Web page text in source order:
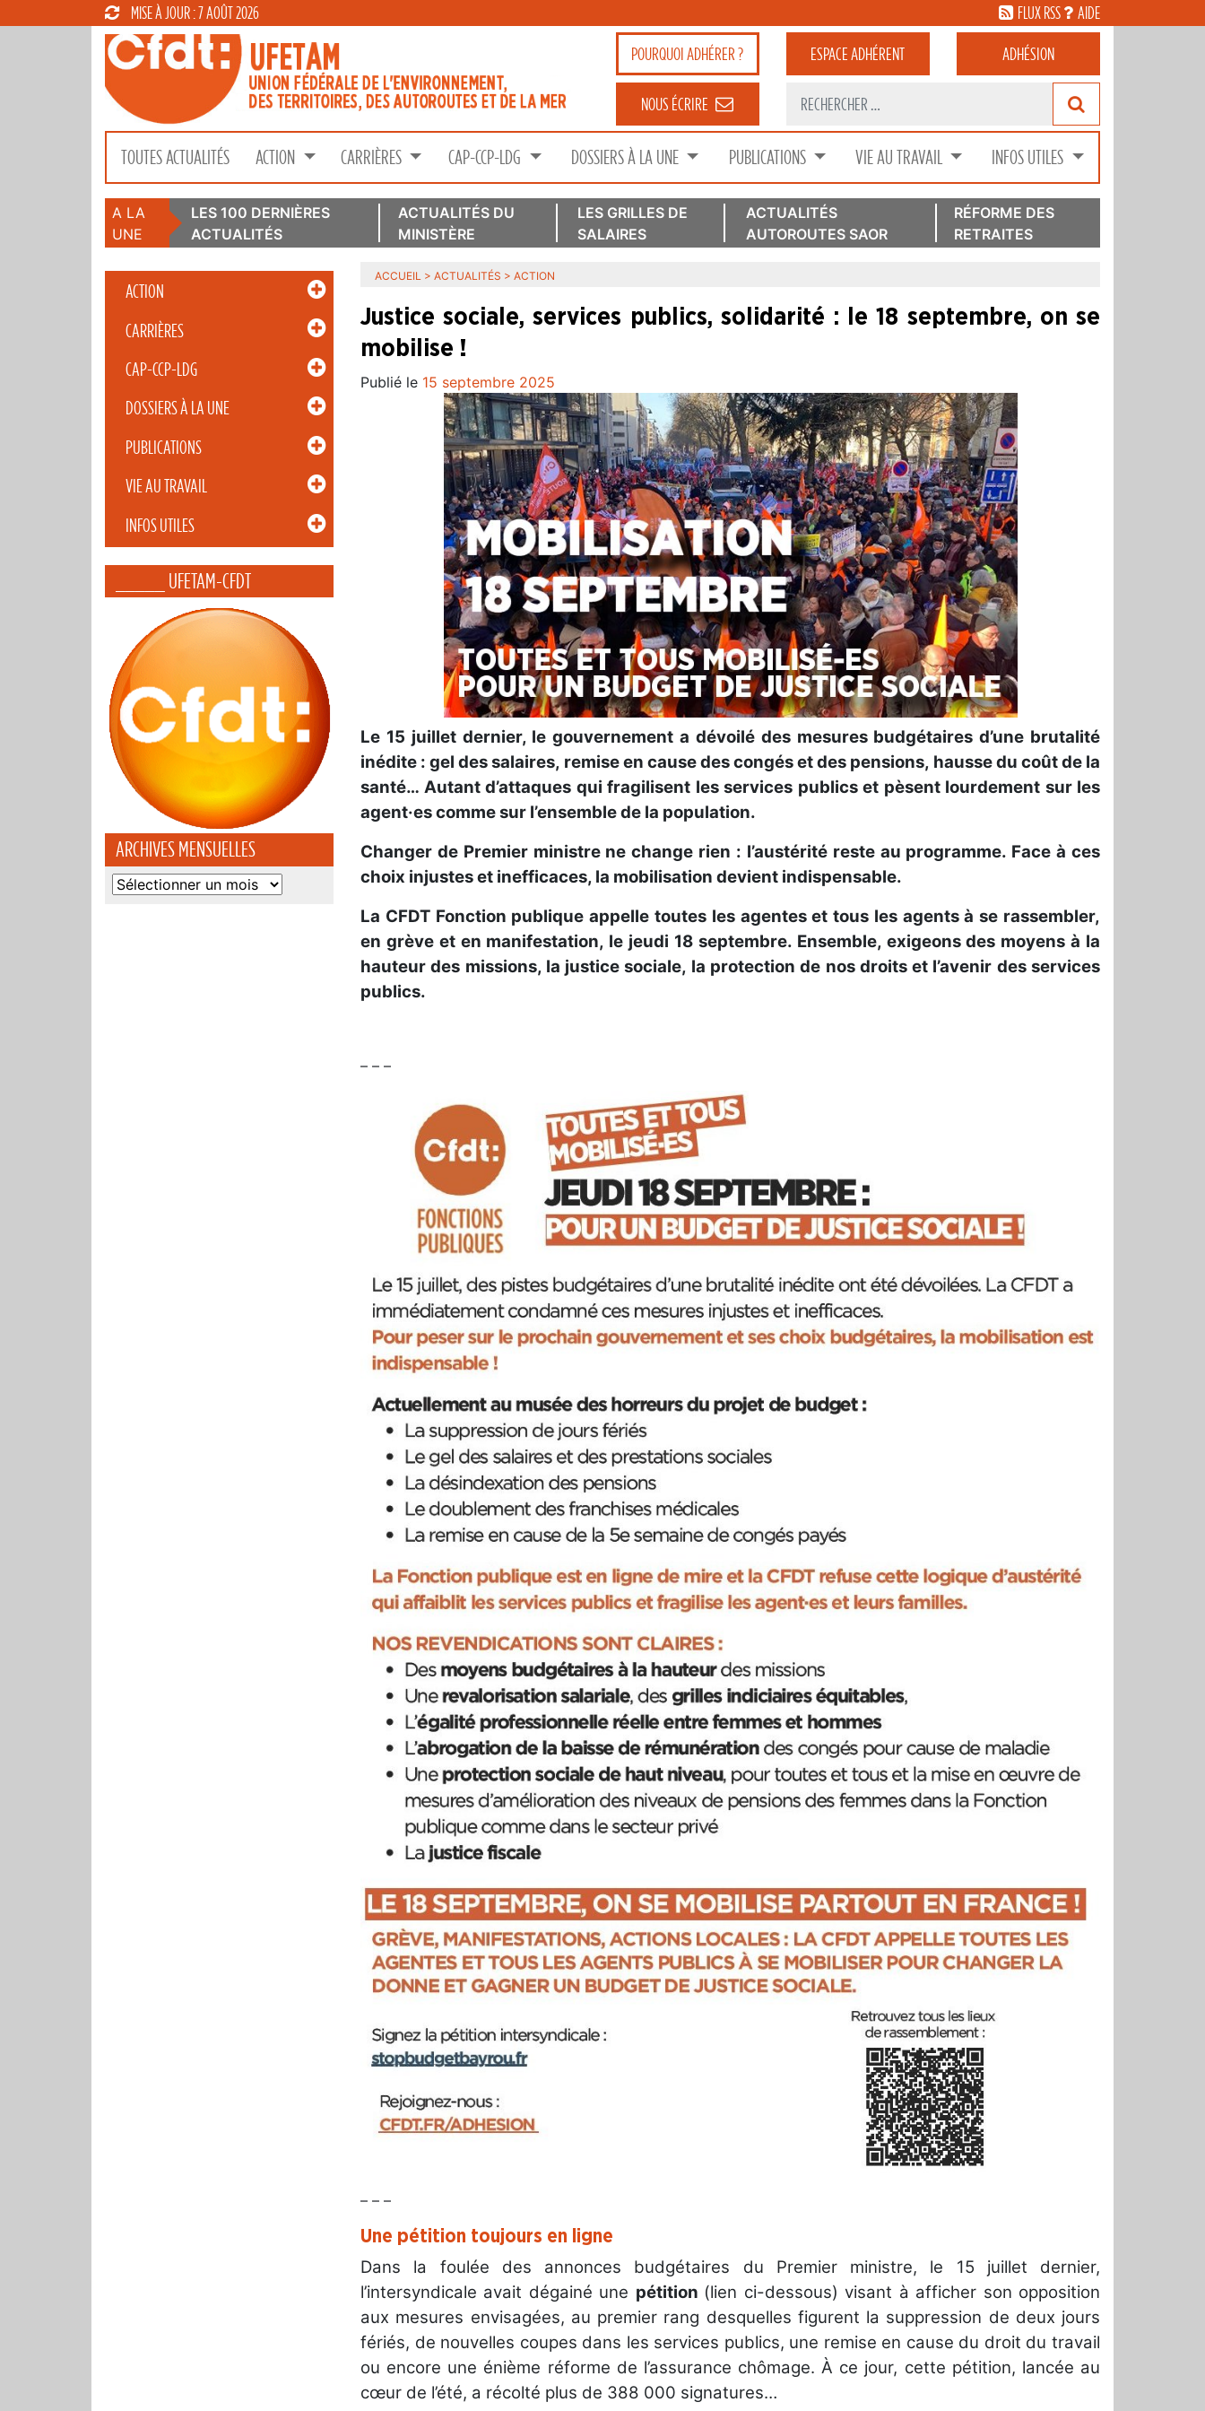
MISE À JOUR : 7 AOÛT 2026 FLUX RSS AIDE
POURQUOIADHÉRER ? ESPACEADHÉRENT ADHÉSION
NOUS ÉCRIRE
TOUTES ACTUALITÉS ACTION CARRIÈRES CAP-CCP-LDG DOSSIERS À LA UNE PUBLICATIONS VIE AU TRAVAIL INFOS UTILES
A LA
UNE
LES 100 DERNIÈRES
ACTUALITÉS
ACTUALITÉS DU
MINISTÈRE
LES GRILLES DE
SALAIRES
ACTUALITÉS
AUTOROUTES SAOR
RÉFORME DES
RETRAITES
ACTION
CARRIÈRES
CAP-CCP-LDG
DOSSIERS À LA UNE
PUBLICATIONS
VIE AU TRAVAIL
INFOS UTILES
_____ UFETAM-CFDT
ARCHIVES MENSUELLES
Archives
ACCUEIL > ACTUALITÉS > ACTION
Justice sociale, services publics, solidarité : le 18 septembre, on se
mobilise !
Publié le 15 septembre 2025
Le 15 juillet dernier, le gouvernement a dévoilé des mesures budgétaires d’une brutalité
inédite : gel des salaires, remise en cause des congés et des pensions, hausse du coût de la
santé… Autant d’attaques qui fragilisent les services publics et pèsent lourdement sur les
agent·es comme sur l’ensemble de la population.
Changer de Premier ministre ne change rien : l’austérité reste au programme. Face à ces
choix injustes et inefficaces, la mobilisation devient indispensable.
La CFDT Fonction publique appelle toutes les agentes et tous les agents à se rassembler,
en grève et en manifestation, le jeudi 18 septembre. Ensemble, exigeons des moyens à la
hauteur des missions, la justice sociale, la protection de nos droits et l’avenir des services
publics.
– – –
– – –
Une pétition toujours en ligne
Dans la foulée des annonces budgétaires du Premier ministre, le 15 juillet dernier,
l’intersyndicale avait dégainé une pétition (lien ci-dessous) visant à afficher son opposition
aux mesures envisagées, au premier rang desquelles figurent la suppression de deux jours
fériés, de nouvelles coupes dans les services publics, une remise en cause du droit du travail
ou encore une énième réforme de l’assurance chômage. À ce jour, cette pétition, lancée au
cœur de l’été, a récolté plus de 388 000 signatures…